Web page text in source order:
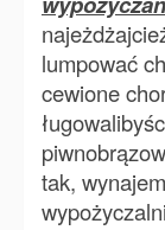
lumpować
cewione
tak,